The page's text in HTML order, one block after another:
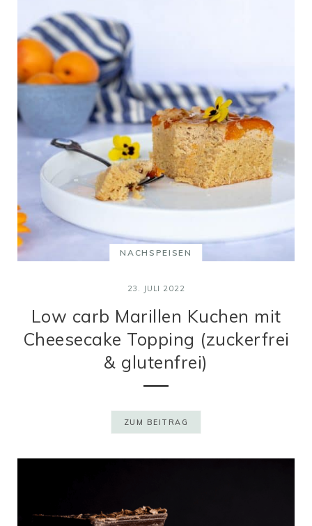
NACHSPEISEN
23. JULI 2022
Low carb Marillen Kuchen mit
Cheesecake Topping (zuckerfrei
& glutenfrei)
ZUM BEITRAG